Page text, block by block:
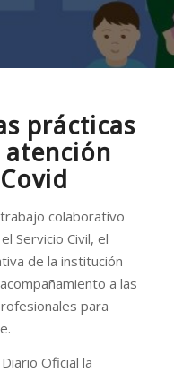
prácticas
atención
trabajo colaborativo
Servicio Civil, el
de la institución
a las
para
Oficial la